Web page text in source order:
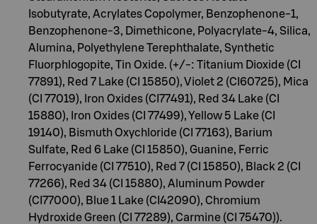
Isobutyrate, Acrylates Copolymer, Benzophenone-1,
Benzophenone-3, Dimethicone, Polyacrylate-4, Silica,
Alumina, Polyethylene Terephthalate, Synthetic
Fluorphlogopite, Tin Oxide. (+/-: Titanium Dioxide (CI
77891), Red 7 Lake (CI 15850), Violet 2 (CI60725), Mica
(CI 77019), Iron Oxides (CI77491), Red 34 Lake (CI
15880), Iron Oxides (CI 77499), Yellow 5 Lake (CI
19140), Bismuth Oxychloride (CI 77163), Barium
Sulfate, Red 6 Lake (CI 15850), Guanine, Ferric
Ferrocyanide (CI 77510), Red 7 (CI 15850), Black 2 (CI
77266), Red 34 (CI 15880), Aluminum Powder
(CI77000), Blue 1 Lake (CI42090), Chromium
Hydroxide Green (CI 77289), Carmine (CI 75470)).